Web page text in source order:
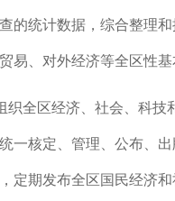
的统计数据，综合整理
易、对外经济等全区性基
织全区经济、社会、科技
一核定、管理、公布、
定期发布全区国民经济